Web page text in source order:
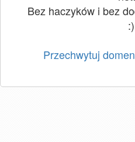
Bez haczyków i bez
:)
Przechwytuj